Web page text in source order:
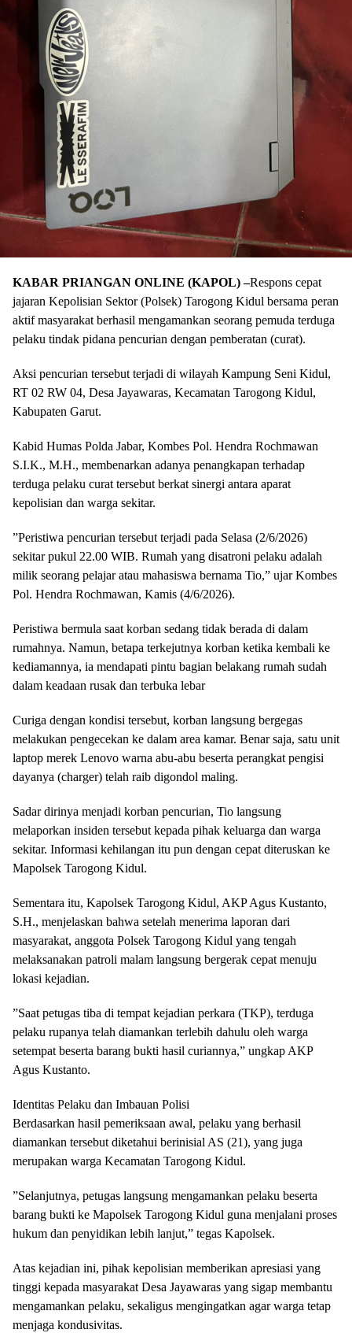
KABAR PRIANGAN ONLINE (KAPOL) –Respons cepat
jajaran Kepolisian Sektor (Polsek) Tarogong Kidul bersama peran
aktif masyarakat berhasil mengamankan seorang pemuda terduga
pelaku tindak pidana pencurian dengan pemberatan (curat).
​Aksi pencurian tersebut terjadi di wilayah Kampung Seni Kidul,
RT 02 RW 04, Desa Jayawaras, Kecamatan Tarogong Kidul,
Kabupaten Garut.
​Kabid Humas Polda Jabar, Kombes Pol. Hendra Rochmawan
S.I.K., M.H., membenarkan adanya penangkapan terhadap
terduga pelaku curat tersebut berkat sinergi antara aparat
kepolisian dan warga sekitar.
​”Peristiwa pencurian tersebut terjadi pada Selasa (2/6/2026)
sekitar pukul 22.00 WIB. Rumah yang disatroni pelaku adalah
milik seorang pelajar atau mahasiswa bernama Tio,” ujar Kombes
Pol. Hendra Rochmawan, Kamis (4/6/2026).
​Peristiwa bermula saat korban sedang tidak berada di dalam
rumahnya. Namun, betapa terkejutnya korban ketika kembali ke
kediamannya, ia mendapati pintu bagian belakang rumah sudah
dalam keadaan rusak dan terbuka lebar
​Curiga dengan kondisi tersebut, korban langsung bergegas
melakukan pengecekan ke dalam area kamar. Benar saja, satu unit
laptop merek Lenovo warna abu-abu beserta perangkat pengisi
dayanya (charger) telah raib digondol maling.
​Sadar dirinya menjadi korban pencurian, Tio langsung
melaporkan insiden tersebut kepada pihak keluarga dan warga
sekitar. Informasi kehilangan itu pun dengan cepat diteruskan ke
Mapolsek Tarogong Kidul.
​Sementara itu, Kapolsek Tarogong Kidul, AKP Agus Kustanto,
S.H., menjelaskan bahwa setelah menerima laporan dari
masyarakat, anggota Polsek Tarogong Kidul yang tengah
melaksanakan patroli malam langsung bergerak cepat menuju
lokasi kejadian.
​”Saat petugas tiba di tempat kejadian perkara (TKP), terduga
pelaku rupanya telah diamankan terlebih dahulu oleh warga
setempat beserta barang bukti hasil curiannya,” ungkap AKP
Agus Kustanto.
​Identitas Pelaku dan Imbauan Polisi
​Berdasarkan hasil pemeriksaan awal, pelaku yang berhasil
diamankan tersebut diketahui berinisial AS (21), yang juga
merupakan warga Kecamatan Tarogong Kidul.
​”Selanjutnya, petugas langsung mengamankan pelaku beserta
barang bukti ke Mapolsek Tarogong Kidul guna menjalani proses
hukum dan penyidikan lebih lanjut,” tegas Kapolsek.
​Atas kejadian ini, pihak kepolisian memberikan apresiasi yang
tinggi kepada masyarakat Desa Jayawaras yang sigap membantu
mengamankan pelaku, sekaligus mengingatkan agar warga tetap
menjaga kondusivitas.